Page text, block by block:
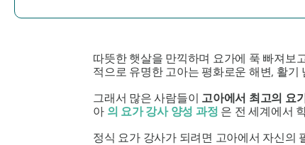
따뜻한 햇살을 만끽하며 요가에 푹 빠져보
적으로 유명한 고아는 평화로운 해변, 활
그래서 많은 사람들이 고아에서 최고의 요
아 의 요가 강사 양성 과정 은 전 세계에서
정식 요가 강사가 되려면 고아에서 자신의